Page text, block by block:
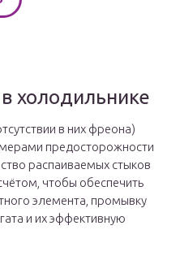
холодильнике
в них фреона)
предосторожности
распаиваемых стыков
чтобы обеспечить
элемента, промывку
и их эффективную